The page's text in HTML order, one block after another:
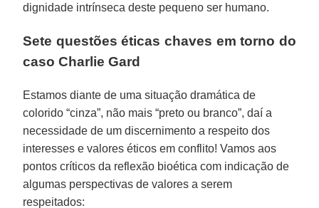
dignidade intrínseca deste pequeno ser humano.
Sete questões éticas chaves em torno do
caso Charlie Gard
Estamos diante de uma situação dramática de
colorido “cinza”, não mais “preto ou branco”, daí a
necessidade de um discernimento a respeito dos
interesses e valores éticos em conflito! Vamos aos
pontos críticos da reflexão bioética com indicação de
algumas perspectivas de valores a serem
respeitados: